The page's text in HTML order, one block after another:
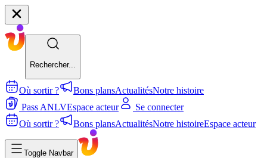
Rechercher...
Où sortir ? Bons plansActualitésNotre histoire
Pass ANLVEspace acteur
Se connecter
Où sortir ?
Bons plansActualitésNotre histoireEspace acteur
Toggle Navbar